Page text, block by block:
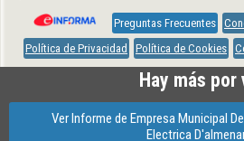
Preguntas Frecuentes
Política de Privacidad
Política de Cookies
Hay más por
Ver Informe de Empresa Municipal
Electrica